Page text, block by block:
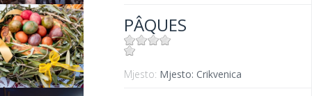
PÂQUES
Mjesto: Mjesto: Crikvenica